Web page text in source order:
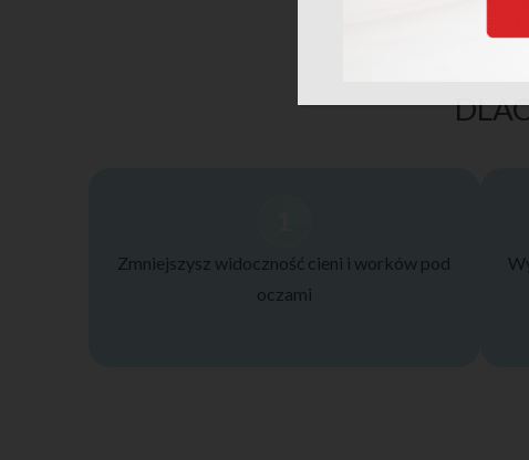
Zmniejszysz widoczność cieni i worków pod
oczami